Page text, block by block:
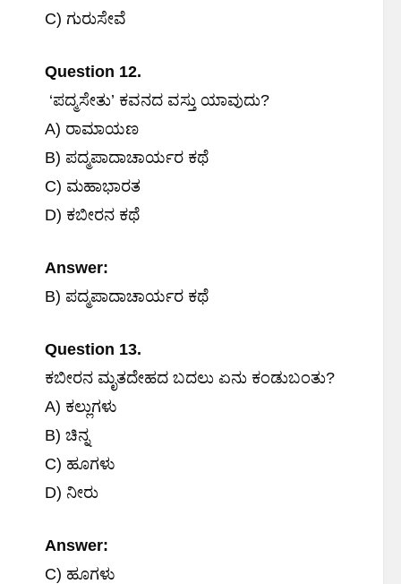
C) ಗುರುಸೇವೆ
Question 12.
‘ಪದ್ಮಸೇತು’ ಕವನದ ವಸ್ತು ಯಾವುದು?
A) ರಾಮಾಯಣ
B) ಪದ್ಮಪಾದಾಚಾರ್ಯರ ಕಥೆ
C) ಮಹಾಭಾರತ
D) ಕಬೀರನ ಕಥೆ
Answer:
B) ಪದ್ಮಪಾದಾಚಾರ್ಯರ ಕಥೆ
Question 13.
ಕಬೀರನ ಮೃತದೇಹದ ಬದಲು ಏನು ಕಂಡುಬಂತು?
A) ಕಲ್ಲುಗಳು
B) ಚಿನ್ನ
C) ಹೂಗಳು
D) ನೀರು
Answer:
C) ಹೂಗಳು